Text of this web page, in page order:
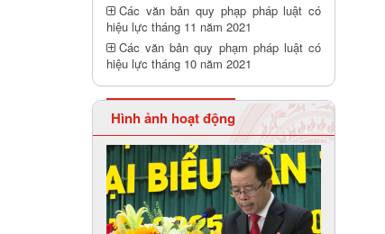
Các văn bản quy phạp pháp luật có
hiệu lực tháng 11 năm 2021
Các văn bản quy phạm pháp luật có
hiệu lực tháng 10 năm 2021
Hình ảnh hoạt động